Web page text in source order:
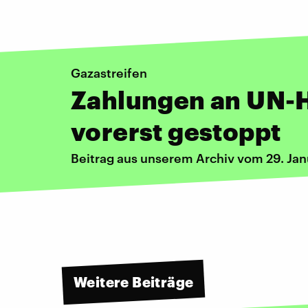
Gazastreifen
Zahlungen an
vorerst gestoppt
Beitrag aus unserem Archiv vom 29.
Weitere Beiträge